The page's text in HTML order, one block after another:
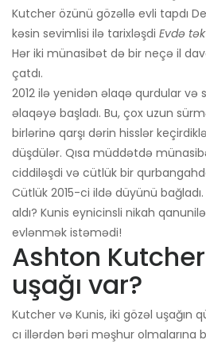
Kutcher özünü gözəllə evli tapdı
kəsin sevimlisi ilə tarixləşdi Evdə tək
Hər iki münasibət də bir neçə il
çatdı.
2012 ilə yenidən əlaqə qurdular və
əlaqəyə başladı. Bu, çox uzun
birlərinə qarşı dərin hisslər
düşdülər. Qısa müddətdə
ciddiləşdi və cütlük bir
Cütlük 2015-ci ildə düyünü
aldı? Kunis eynicinsli nikah
evlənmək istəmədi!
Ashton
uşağı var?
Kutcher və Kunis, iki gözəl uşağın
cı illərdən bəri məşhur olmalarına